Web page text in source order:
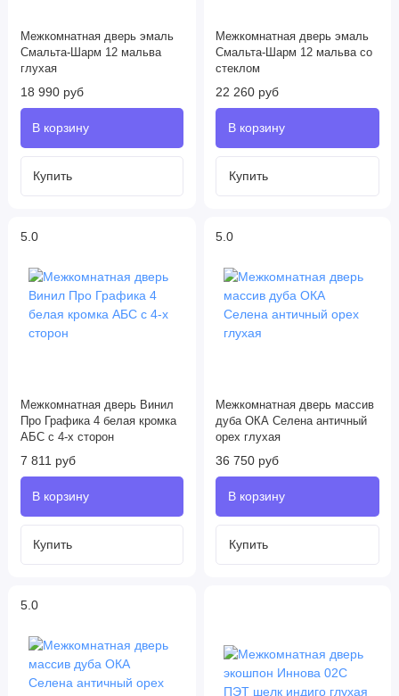
Межкомнатная дверь эмаль
Смальта-Шарм 12 мальва
глухая
18 990 руб
Межкомнатная дверь эмаль
Смальта-Шарм 12 мальва со
стеклом
22 260 руб
5.0
Межкомнатная дверь Винил
Про Графика 4 белая кромка
АБС с 4-х сторон
7 811 руб
5.0
Межкомнатная дверь массив
дуба ОКА Селена античный
орех глухая
36 750 руб
5.0